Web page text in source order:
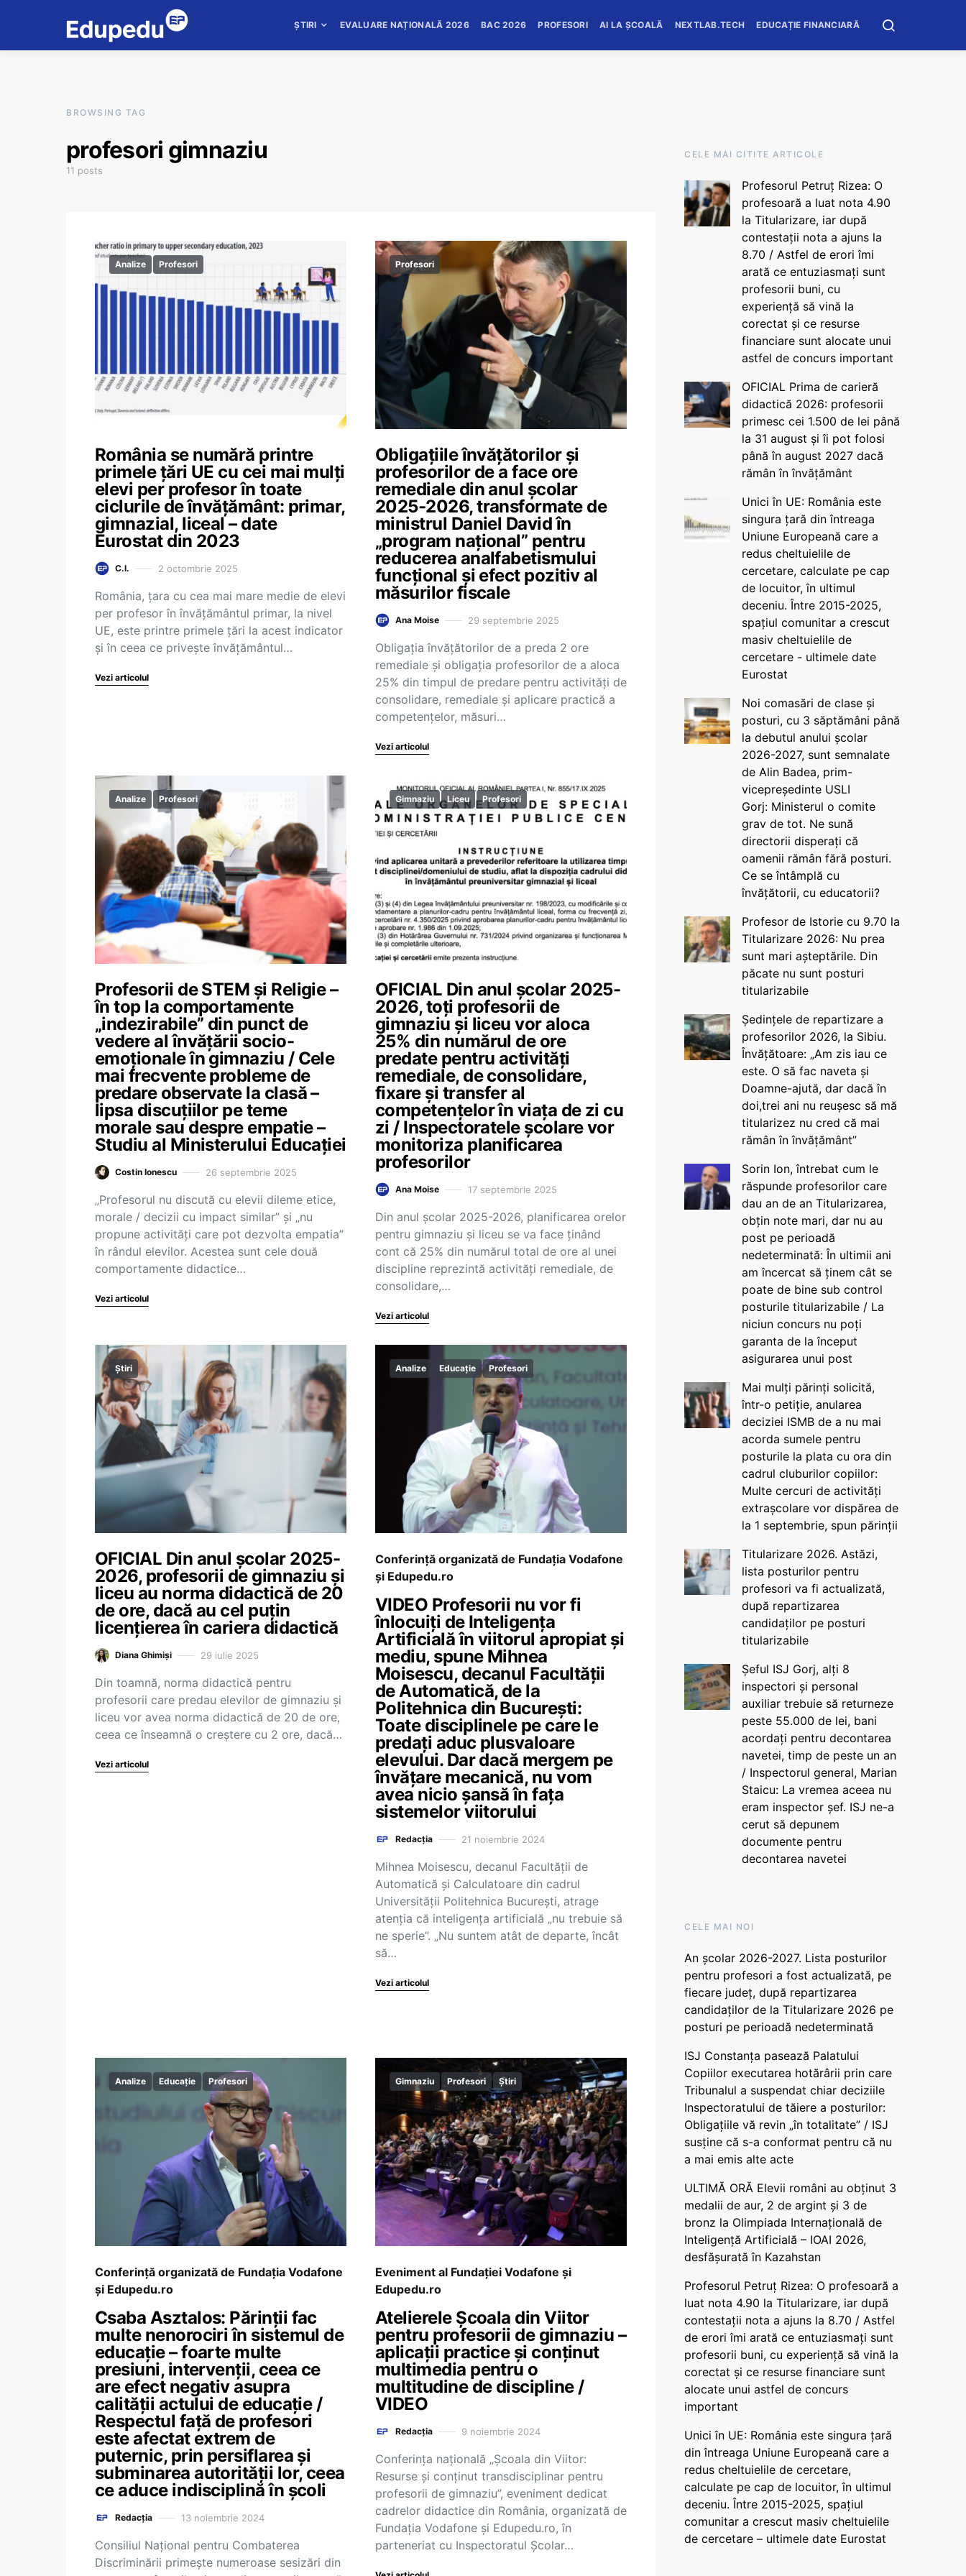
ȘTIRI EVALUARE NAȚIONALĂ 2026 BAC 2026 PROFESORI AI LA ȘCOALĂ NEXTLAB.TECH EDUCAȚIE FINANCIARĂ
BROWSING TAG
profesori gimnaziu
11 posts
Analize Profesori
România se numără printre
primele țări UE cu cei mai mulți
elevi per profesor în toate
ciclurile de învățământ: primar,
gimnazial, liceal – date
Eurostat din 2023
C.I. 2 octombrie 2025
România, țara cu cea mai mare medie de elevi
per profesor în învățământul primar, la nivel
UE, este printre primele țări la acest indicator
și în ceea ce privește învățământul…
Vezi articolul
Profesori
Obligațiile învățătorilor și
profesorilor de a face ore
remediale din anul școlar
2025-2026, transformate de
ministrul Daniel David în
„program național” pentru
reducerea analfabetismului
funcțional și efect pozitiv al
măsurilor fiscale
Ana Moise 29 septembrie 2025
Obligația învățătorilor de a preda 2 ore
remediale și obligația profesorilor de a aloca
25% din timpul de predare pentru activități de
consolidare, remediale și aplicare practică a
competențelor, măsuri…
Vezi articolul
Analize Profesori
Profesorii de STEM și Religie –
în top la comportamente
„indezirabile” din punct de
vedere al învățării socio-
emoționale în gimnaziu / Cele
mai frecvente probleme de
predare observate la clasă –
lipsa discuțiilor pe teme
morale sau despre empatie –
Studiu al Ministerului Educației
Costin Ionescu 26 septembrie 2025
„Profesorul nu discută cu elevii dileme etice,
morale / decizii cu impact similar” și „nu
propune activități care pot dezvolta empatia”
în rândul elevilor. Acestea sunt cele două
comportamente didactice…
Vezi articolul
Gimnaziu Liceu Profesori
OFICIAL Din anul școlar 2025-
2026, toți profesorii de
gimnaziu și liceu vor aloca
25% din numărul de ore
predate pentru activități
remediale, de consolidare,
fixare și transfer al
competențelor în viața de zi cu
zi / Inspectoratele școlare vor
monitoriza planificarea
profesorilor
Ana Moise 17 septembrie 2025
Din anul școlar 2025-2026, planificarea orelor
pentru gimnaziu și liceu se va face ținând
cont că 25% din numărul total de ore al unei
discipline reprezintă activități remediale, de
consolidare,…
Vezi articolul
Știri
OFICIAL Din anul școlar 2025-
2026, profesorii de gimnaziu și
liceu au norma didactică de 20
de ore, dacă au cel puțin
licențierea în cariera didactică
Diana Ghimiși 29 iulie 2025
Din toamnă, norma didactică pentru
profesorii care predau elevilor de gimnaziu și
liceu vor avea norma didactică de 20 de ore,
ceea ce înseamnă o creștere cu 2 ore, dacă…
Vezi articolul
Analize Educație Profesori
Conferință organizată de Fundația Vodafone
și Edupedu.ro
VIDEO Profesorii nu vor fi
înlocuiți de Inteligența
Artificială în viitorul apropiat și
mediu, spune Mihnea
Moisescu, decanul Facultății
de Automatică, de la
Politehnica din București:
Toate disciplinele pe care le
predați aduc plusvaloare
elevului. Dar dacă mergem pe
învățare mecanică, nu vom
avea nicio șansă în fața
sistemelor viitorului
Redacția 21 noiembrie 2024
Mihnea Moisescu, decanul Facultății de
Automatică și Calculatoare din cadrul
Universității Politehnica București, atrage
atenția că inteligența artificială „nu trebuie să
ne sperie”. „Nu suntem atât de departe, încât
să…
Vezi articolul
Analize Educație Profesori
Conferință organizată de Fundația Vodafone
și Edupedu.ro
Csaba Asztalos: Părinții fac
multe nenorociri în sistemul de
educație – foarte multe
presiuni, intervenții, ceea ce
are efect negativ asupra
calității actului de educație /
Respectul față de profesori
este afectat extrem de
puternic, prin persiflarea și
subminarea autorității lor, ceea
ce aduce indisciplină în școli
Redacția 13 noiembrie 2024
Consiliul Național pentru Combaterea
Discriminării primește numeroase sesizări din
Gimnaziu Profesori Știri
Eveniment al Fundației Vodafone și
Edupedu.ro
Atelierele Școala din Viitor
pentru profesorii de gimnaziu –
aplicații practice și conținut
multimedia pentru o
multitudine de discipline /
VIDEO
Redacția 9 noiembrie 2024
Conferința națională „Școala din Viitor:
Resurse și conținut transdisciplinar pentru
profesorii de gimnaziu”, eveniment dedicat
cadrelor didactice din România, organizată de
Fundația Vodafone și Edupedu.ro, în
parteneriat cu Inspectoratul Școlar…
CELE MAI CITITE ARTICOLE
Profesorul Petruț Rizea: O
profesoară a luat nota 4.90
la Titularizare, iar după
contestații nota a ajuns la
8.70 / Astfel de erori îmi
arată ce entuziasmați sunt
profesorii buni, cu
experiență să vină la
corectat și ce resurse
financiare sunt alocate unui
astfel de concurs important
OFICIAL Prima de carieră
didactică 2026: profesorii
primesc cei 1.500 de lei până
la 31 august și îi pot folosi
până în august 2027 dacă
rămân în învățământ
Unici în UE: România este
singura țară din întreaga
Uniune Europeană care a
redus cheltuielile de
cercetare, calculate pe cap
de locuitor, în ultimul
deceniu. Între 2015-2025,
spațiul comunitar a crescut
masiv cheltuielile de
cercetare - ultimele date
Eurostat
Noi comasări de clase și
posturi, cu 3 săptămâni până
la debutul anului școlar
2026-2027, sunt semnalate
de Alin Badea, prim-
vicepreședinte USLI
Gorj: Ministerul o comite
grav de tot. Ne sună
directorii disperați că
oamenii rămân fără posturi.
Ce se întâmplă cu
învățătorii, cu educatorii?
Profesor de Istorie cu 9.70 la
Titularizare 2026: Nu prea
sunt mari așteptările. Din
păcate nu sunt posturi
titularizabile
Ședințele de repartizare a
profesorilor 2026, la Sibiu.
Învățătoare: „Am zis iau ce
este. O să fac naveta și
Doamne-ajută, dar dacă în
doi,trei ani nu reușesc să mă
titularizez nu cred că mai
rămân în învățământ”
Sorin Ion, întrebat cum le
răspunde profesorilor care
dau an de an Titularizarea,
obțin note mari, dar nu au
post pe perioadă
nedeterminată: În ultimii ani
am încercat să ținem cât se
poate de bine sub control
posturile titularizabile / La
niciun concurs nu poți
garanta de la început
asigurarea unui post
Mai mulți părinți solicită,
într-o petiție, anularea
deciziei ISMB de a nu mai
acorda sumele pentru
posturile la plata cu ora din
cadrul cluburilor copiilor:
Multe cercuri de activități
extrașcolare vor dispărea de
la 1 septembrie, spun părinții
Titularizare 2026. Astăzi,
lista posturilor pentru
profesori va fi actualizată,
după repartizarea
candidaților pe posturi
titularizabile
Șeful ISJ Gorj, alți 8
inspectori și personal
auxiliar trebuie să returneze
peste 55.000 de lei, bani
acordați pentru decontarea
navetei, timp de peste un an
/ Inspectorul general, Marian
Staicu: La vremea aceea nu
eram inspector șef. ISJ ne-a
cerut să depunem
documente pentru
decontarea navetei
CELE MAI NOI
An școlar 2026-2027. Lista posturilor
pentru profesori a fost actualizată, pe
fiecare județ, după repartizarea
candidaților de la Titularizare 2026 pe
posturi pe perioadă nedeterminată
ISJ Constanța pasează Palatului
Copiilor executarea hotărârii prin care
Tribunalul a suspendat chiar deciziile
Inspectoratului de tăiere a posturilor:
Obligațiile vă revin „în totalitate” / ISJ
susține că s-a conformat pentru că nu
a mai emis alte acte
ULTIMĂ ORĂ Elevii români au obținut 3
medalii de aur, 2 de argint și 3 de
bronz la Olimpiada Internațională de
Inteligență Artificială – IOAI 2026,
desfășurată în Kazahstan
Profesorul Petruț Rizea: O profesoară a
luat nota 4.90 la Titularizare, iar după
contestații nota a ajuns la 8.70 / Astfel
de erori îmi arată ce entuziasmați sunt
profesorii buni, cu experiență să vină la
corectat și ce resurse financiare sunt
alocate unui astfel de concurs
important
Unici în UE: România este singura țară
din întreaga Uniune Europeană care a
redus cheltuielile de cercetare,
calculate pe cap de locuitor, în ultimul
deceniu. Între 2015-2025, spațiul
comunitar a crescut masiv cheltuielile
de cercetare – ultimele date Eurostat